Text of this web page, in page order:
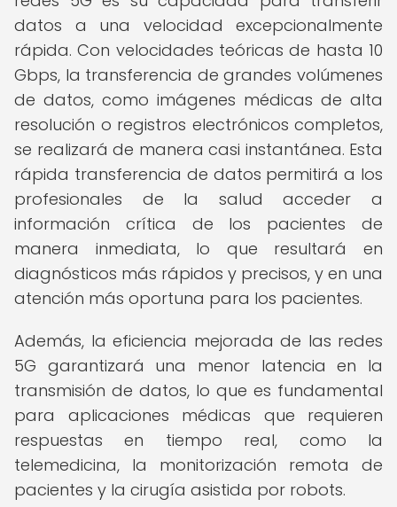
datos a una velocidad excepcionalmente
rápida. Con velocidades teóricas de hasta 10
Gbps, la transferencia de grandes volúmenes
de datos, como imágenes médicas de alta
resolución o registros electrónicos completos,
se realizará de manera casi instantánea. Esta
rápida transferencia de datos permitirá a los
profesionales de la salud acceder a
información crítica de los pacientes de
manera inmediata, lo que resultará en
diagnósticos más rápidos y precisos, y en una
atención más oportuna para los pacientes.
Además, la eficiencia mejorada de las redes
5G garantizará una menor latencia en la
transmisión de datos, lo que es fundamental
para aplicaciones médicas que requieren
respuestas en tiempo real, como la
telemedicina, la monitorización remota de
pacientes y la cirugía asistida por robots.